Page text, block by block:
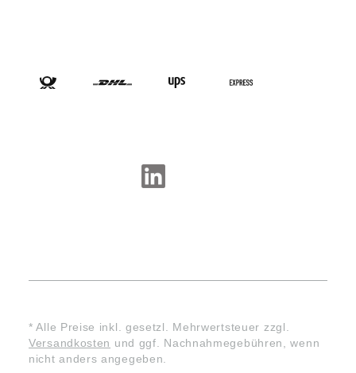
* Alle Preise inkl. gesetzl. Mehrwertsteuer zzgl.
Versandkosten und ggf. Nachnahmegebühren, wenn
nicht anders angegeben.